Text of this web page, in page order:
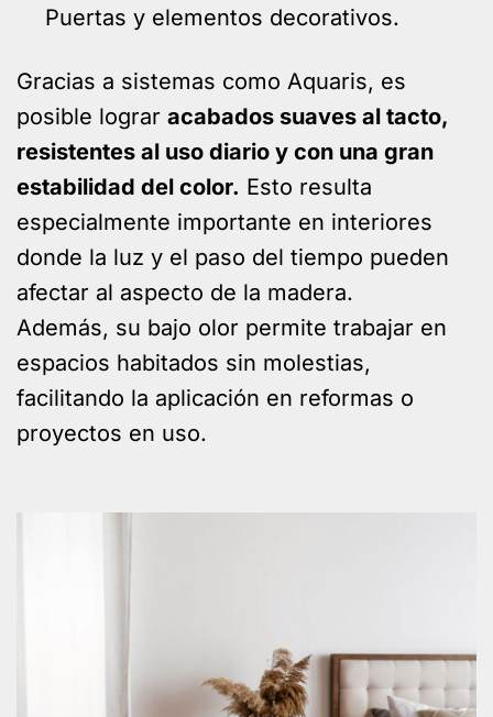
Puertas y elementos decorativos.
Gracias a sistemas como Aquaris, es
posible lograr acabados suaves al tacto,
resistentes al uso diario y con una gran
estabilidad del color. Esto resulta
especialmente importante en interiores
donde la luz y el paso del tiempo pueden
afectar al aspecto de la madera.
Además, su bajo olor permite trabajar en
espacios habitados sin molestias,
facilitando la aplicación en reformas o
proyectos en uso.